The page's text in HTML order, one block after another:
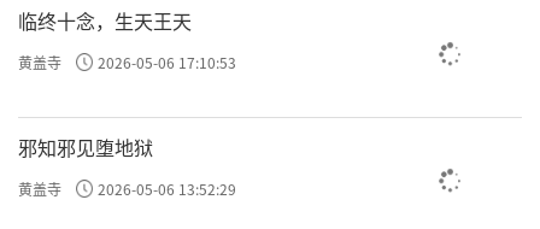
临终十念，生天王天
黄盖寺 2026-05-06 17:10:53
邪知邪见堕地狱
黄盖寺 2026-05-06 13:52:29